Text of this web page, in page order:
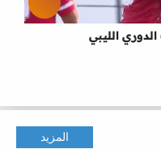
المزيد